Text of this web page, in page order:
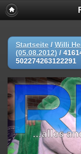
Startseite / Willi
(05.08.2012) /
502274263122291